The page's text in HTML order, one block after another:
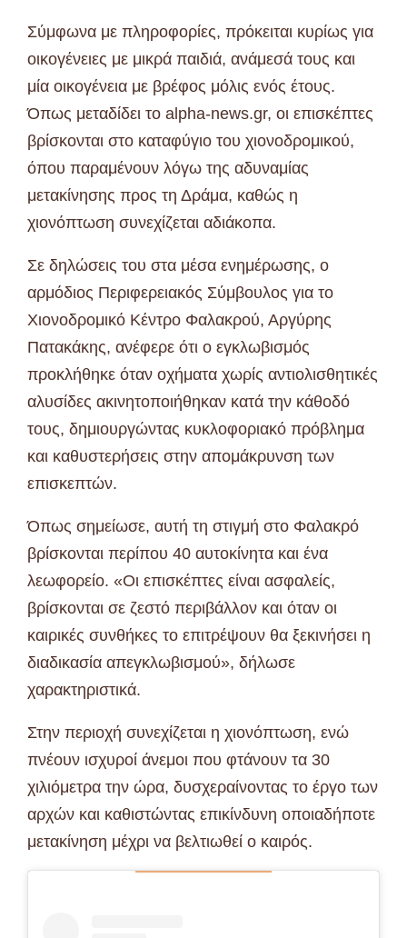
Σύμφωνα με πληροφορίες, πρόκειται κυρίως για
οικογένειες με μικρά παιδιά, ανάμεσά τους και
μία οικογένεια με βρέφος μόλις ενός έτους.
Όπως μεταδίδει το alpha-news.gr, οι επισκέπτες
βρίσκονται στο καταφύγιο του χιονοδρομικού,
όπου παραμένουν λόγω της αδυναμίας
μετακίνησης προς τη Δράμα, καθώς η
χιονόπτωση συνεχίζεται αδιάκοπα.
Σε δηλώσεις του στα μέσα ενημέρωσης, ο
αρμόδιος Περιφερειακός Σύμβουλος για το
Χιονοδρομικό Κέντρο Φαλακρού, Αργύρης
Πατακάκης, ανέφερε ότι ο εγκλωβισμός
προκλήθηκε όταν οχήματα χωρίς αντιολισθητικές
αλυσίδες ακινητοποιήθηκαν κατά την κάθοδό
τους, δημιουργώντας κυκλοφοριακό πρόβλημα
και καθυστερήσεις στην απομάκρυνση των
επισκεπτών.
Όπως σημείωσε, αυτή τη στιγμή στο Φαλακρό
βρίσκονται περίπου 40 αυτοκίνητα και ένα
λεωφορείο. «Οι επισκέπτες είναι ασφαλείς,
βρίσκονται σε ζεστό περιβάλλον και όταν οι
καιρικές συνθήκες το επιτρέψουν θα ξεκινήσει η
διαδικασία απεγκλωβισμού», δήλωσε
χαρακτηριστικά.
Στην περιοχή συνεχίζεται η χιονόπτωση, ενώ
πνέουν ισχυροί άνεμοι που φτάνουν τα 30
χιλιόμετρα την ώρα, δυσχεραίνοντας το έργο των
αρχών και καθιστώντας επικίνδυνη οποιαδήποτε
μετακίνηση μέχρι να βελτιωθεί ο καιρός.